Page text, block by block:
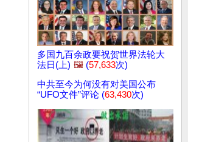
多国九百余政要祝贺世界法轮大
法日(上) 🖼️ (57,633次)
中共至今为何没有对美国公布
“UFO文件”评论 (63,430次)